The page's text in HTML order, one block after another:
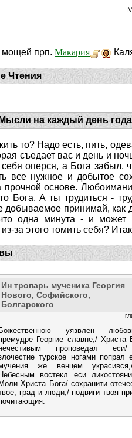
мощей прп. Макария
Чтения
на каждый день года
то? Надо есть, пить,
съедает вас и день и
себя оперся, а Бога
все нужное и добытое
основе.
Бога. А ты трудиться -
добываемое принимай, как
одна минута - и может
за этого томить себя?
Ин тропарь мученика Георгия
Нового, Софийского,
Болгарского
Божественною уязвлен
Георгие славне,/ Христа
проповедал
турское ногами попрал
же венцем
Небесным востекл еси
Моли Христа Бога/ сохранити
град и люди,/ подвиги твоя